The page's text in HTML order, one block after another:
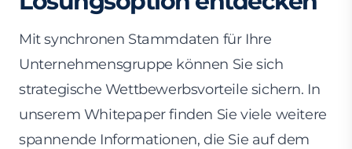
Mit synchronen Stammdaten für Ihre
Unternehmensgruppe können Sie sich
strategische Wettbewerbsvorteile sichern. In
unserem Whitepaper finden Sie viele weitere
spannende Informationen, die Sie auf dem